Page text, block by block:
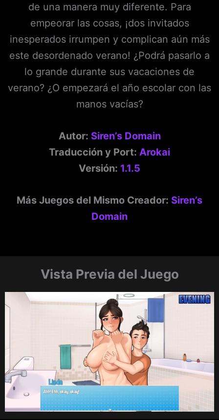
de una manera muy diferente. Para
empeorar las cosas, ¡dos invitados
inesperados irrumpen y complican aún más
este desordenado verano! ¿Podrá pasarlo a
lo grande durante sus vacaciones de
verano? ¿O empezará el año escolar con las
manos vacías?
Autor: Siren’s Domain
Traducción y Port: Arokai
Versión: 1.1.5
Más Juegos del Mismo Creador: Siren’s
Domain
Vista Previa del Juego